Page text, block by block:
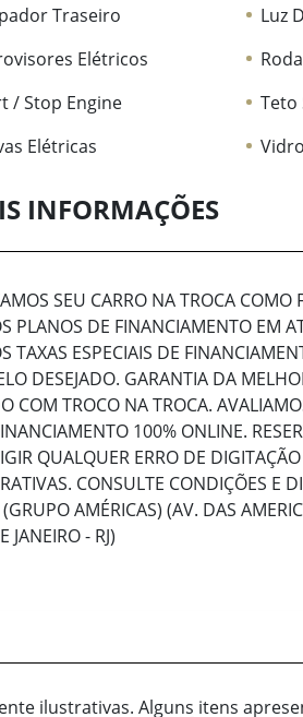
Traseiro
Luz
Elétricos
/ Stop Engine
Teto
Elétricas
INFORMAÇÕES
SEU CARRO NA TROCA COMO
PLANOS DE FINANCIAMENTO EM
TAXAS ESPECIAIS DE
DESEJADO. GARANTIA DA
COM TROCO NA TROCA.
100% ONLINE.
QUALQUER ERRO DE
CONSULTE CONDIÇÕES E
AMÉRICAS) (AV. DAS
JANEIRO - RJ)
ilustrativas. Alguns itens